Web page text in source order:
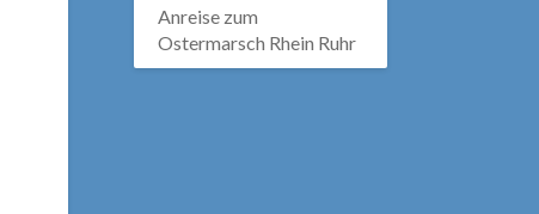
Anreise zum
Ostermarsch Rhein Ruhr